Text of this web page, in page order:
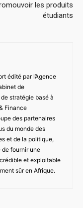
les produits
étudiants
édité par l’Agence
de
stratégie basé à
Finance
des partenaires
du monde des
et de la politique,
de fournir une
et exploitable
sûr en Afrique.